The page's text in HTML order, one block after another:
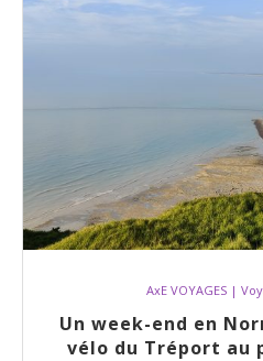
AxE VOYAGES |
Un week-end en
vélo du Tréport au